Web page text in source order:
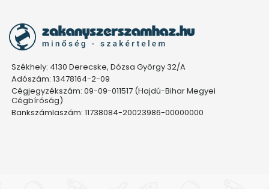
Székhely: 4130 Derecske, Dózsa György 32/A
Adószám: 13478164-2-09
Cégjegyzékszám: 09-09-011517 (Hajdú-Bihar Megyei
Cégbíróság)
Bankszámlaszám: 11738084-20023986-00000000